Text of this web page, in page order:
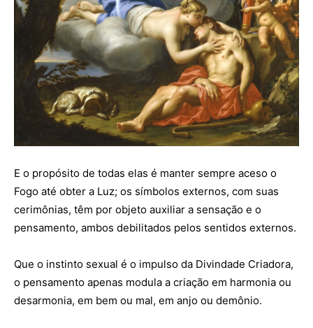
E o propósito de todas elas é manter sempre aceso o
Fogo até obter a Luz; os símbolos externos, com suas
cerimônias, têm por objeto auxiliar a sensação e o
pensamento, ambos debilitados pelos sentidos externos.
Que o instinto sexual é o impulso da Divindade Criadora,
o pensamento apenas modula a criação em harmonia ou
desarmonia, em bem ou mal, em anjo ou demônio.